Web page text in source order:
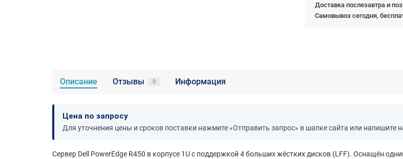
Доставка послезавтра и
Самовывоз сегодня,
Описание Отзывы 0 Информация
Цена по запросу
Для уточнения цены и сроков поставки нажмите «Отправить запрос» в шапке сайта или напишите
Сервер Dell PowerEdge R450 в корпусе 1U с поддержкой 4 больших жёстких дисков (LFF). Оснащён